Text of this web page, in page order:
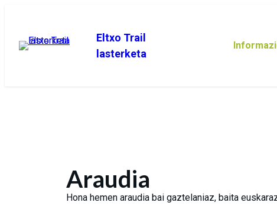
Eltxo Trail
lasterketa
Araudia
Hona hemen araudia bai gaztelaniaz, baita